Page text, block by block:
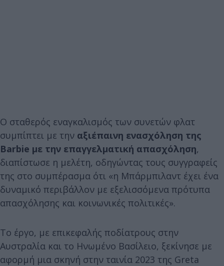
Ο σταθερός εναγκαλισμός των συνετών φλατ
συμπίπτει με την αξιέπαινη ενασχόληση της
Barbie με την επαγγελματική απασχόληση,
διαπίστωσε η μελέτη, οδηγώντας τους συγγραφείς
της στο συμπέρασμα ότι «η Μπάρμπιλαντ έχει ένα
δυναμικό περιβάλλον με εξελισσόμενα πρότυπα
απασχόλησης και κοινωνικές πολιτικές».
Το έργο, με επικεφαλής ποδίατρους στην
Αυστραλία και το Ηνωμένο Βασίλειο, ξεκίνησε με
αφορμή μια σκηνή στην ταινία 2023 της Greta